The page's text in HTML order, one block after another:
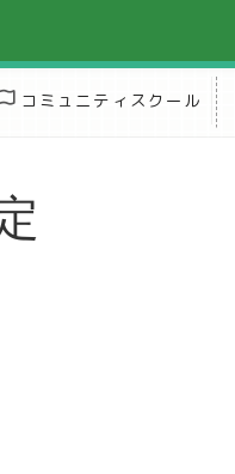
コミュニティスクール